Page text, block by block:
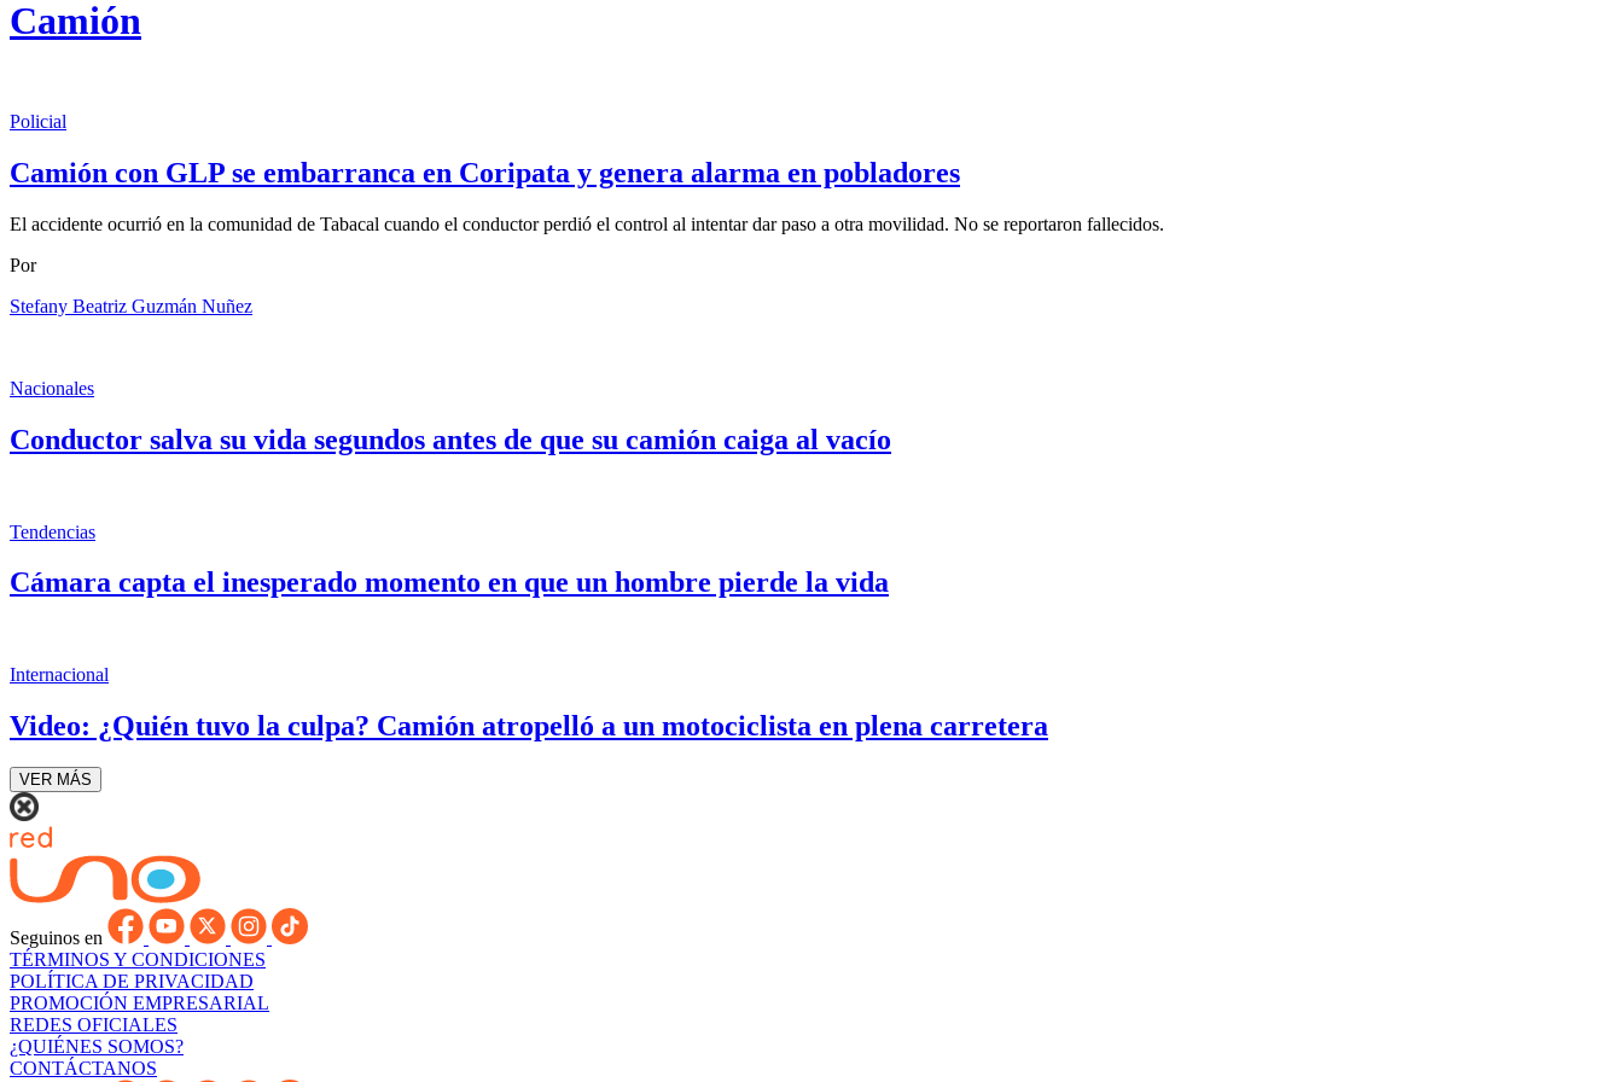
Camión
Policial
Camión con GLP se embarranca en Coripata y genera alarma en pobladores
El accidente ocurrió en la comunidad de Tabacal cuando el conductor perdió el control al intentar dar paso a otra movilidad. No se reportaron fallecidos.
Por
Stefany Beatriz Guzmán Nuñez
Nacionales
Conductor salva su vida segundos antes de que su camión caiga al vacío
Tendencias
Cámara capta el inesperado momento en que un hombre pierde la vida
Internacional
Video: ¿Quién tuvo la culpa? Camión atropelló a un motociclista en plena carretera
VER MÁS
Seguinos en
TÉRMINOS Y CONDICIONES
POLÍTICA DE PRIVACIDAD
PROMOCIÓN EMPRESARIAL
REDES OFICIALES
¿QUIÉNES SOMOS?
CONTÁCTANOS